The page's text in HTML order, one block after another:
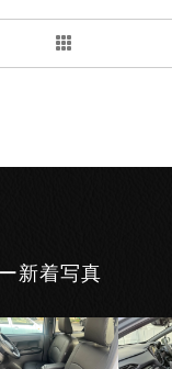
新着写真